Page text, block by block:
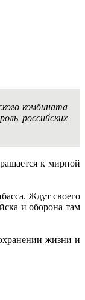
комбината
российских
к мирной
Ждут своего
и оборона там
жизни и